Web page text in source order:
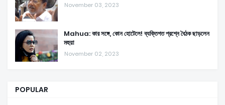
November 03, 2023
Mahua: কার সঙ্গে, কোন হোটেলে! ব্যক্তিগত প্রশ্নে বৈঠক ছাড়লেন
মহুয়া
November 02, 2023
POPULAR